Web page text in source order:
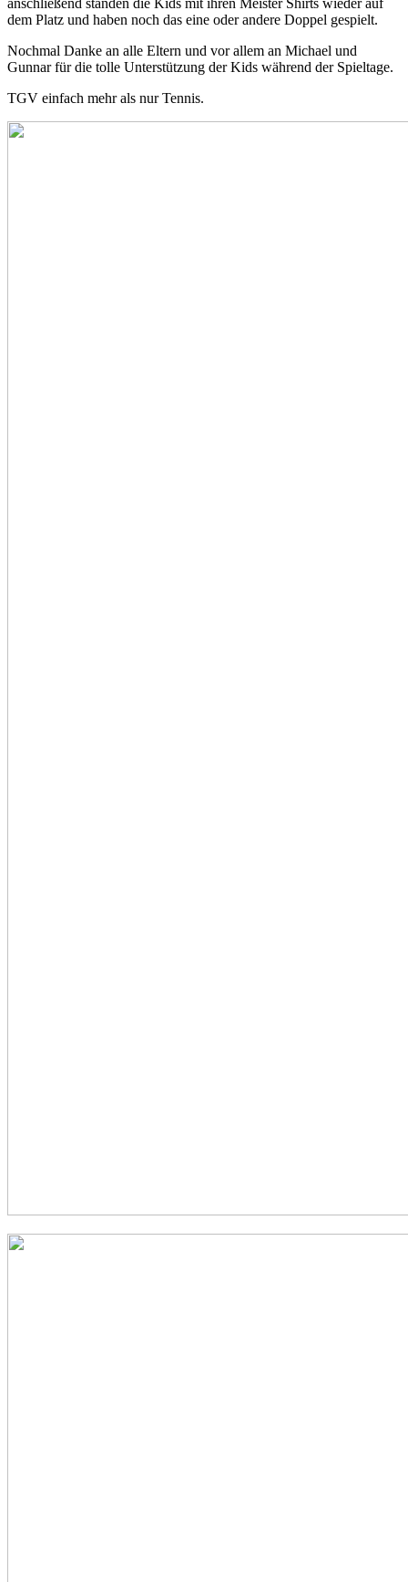
dem Platz und haben noch das eine oder andere Doppel gespielt.
Nochmal Danke an alle Eltern und vor allem an Michael und
Gunnar für die tolle Unterstützung der Kids während der Spieltage.
TGV einfach mehr als nur Tennis.